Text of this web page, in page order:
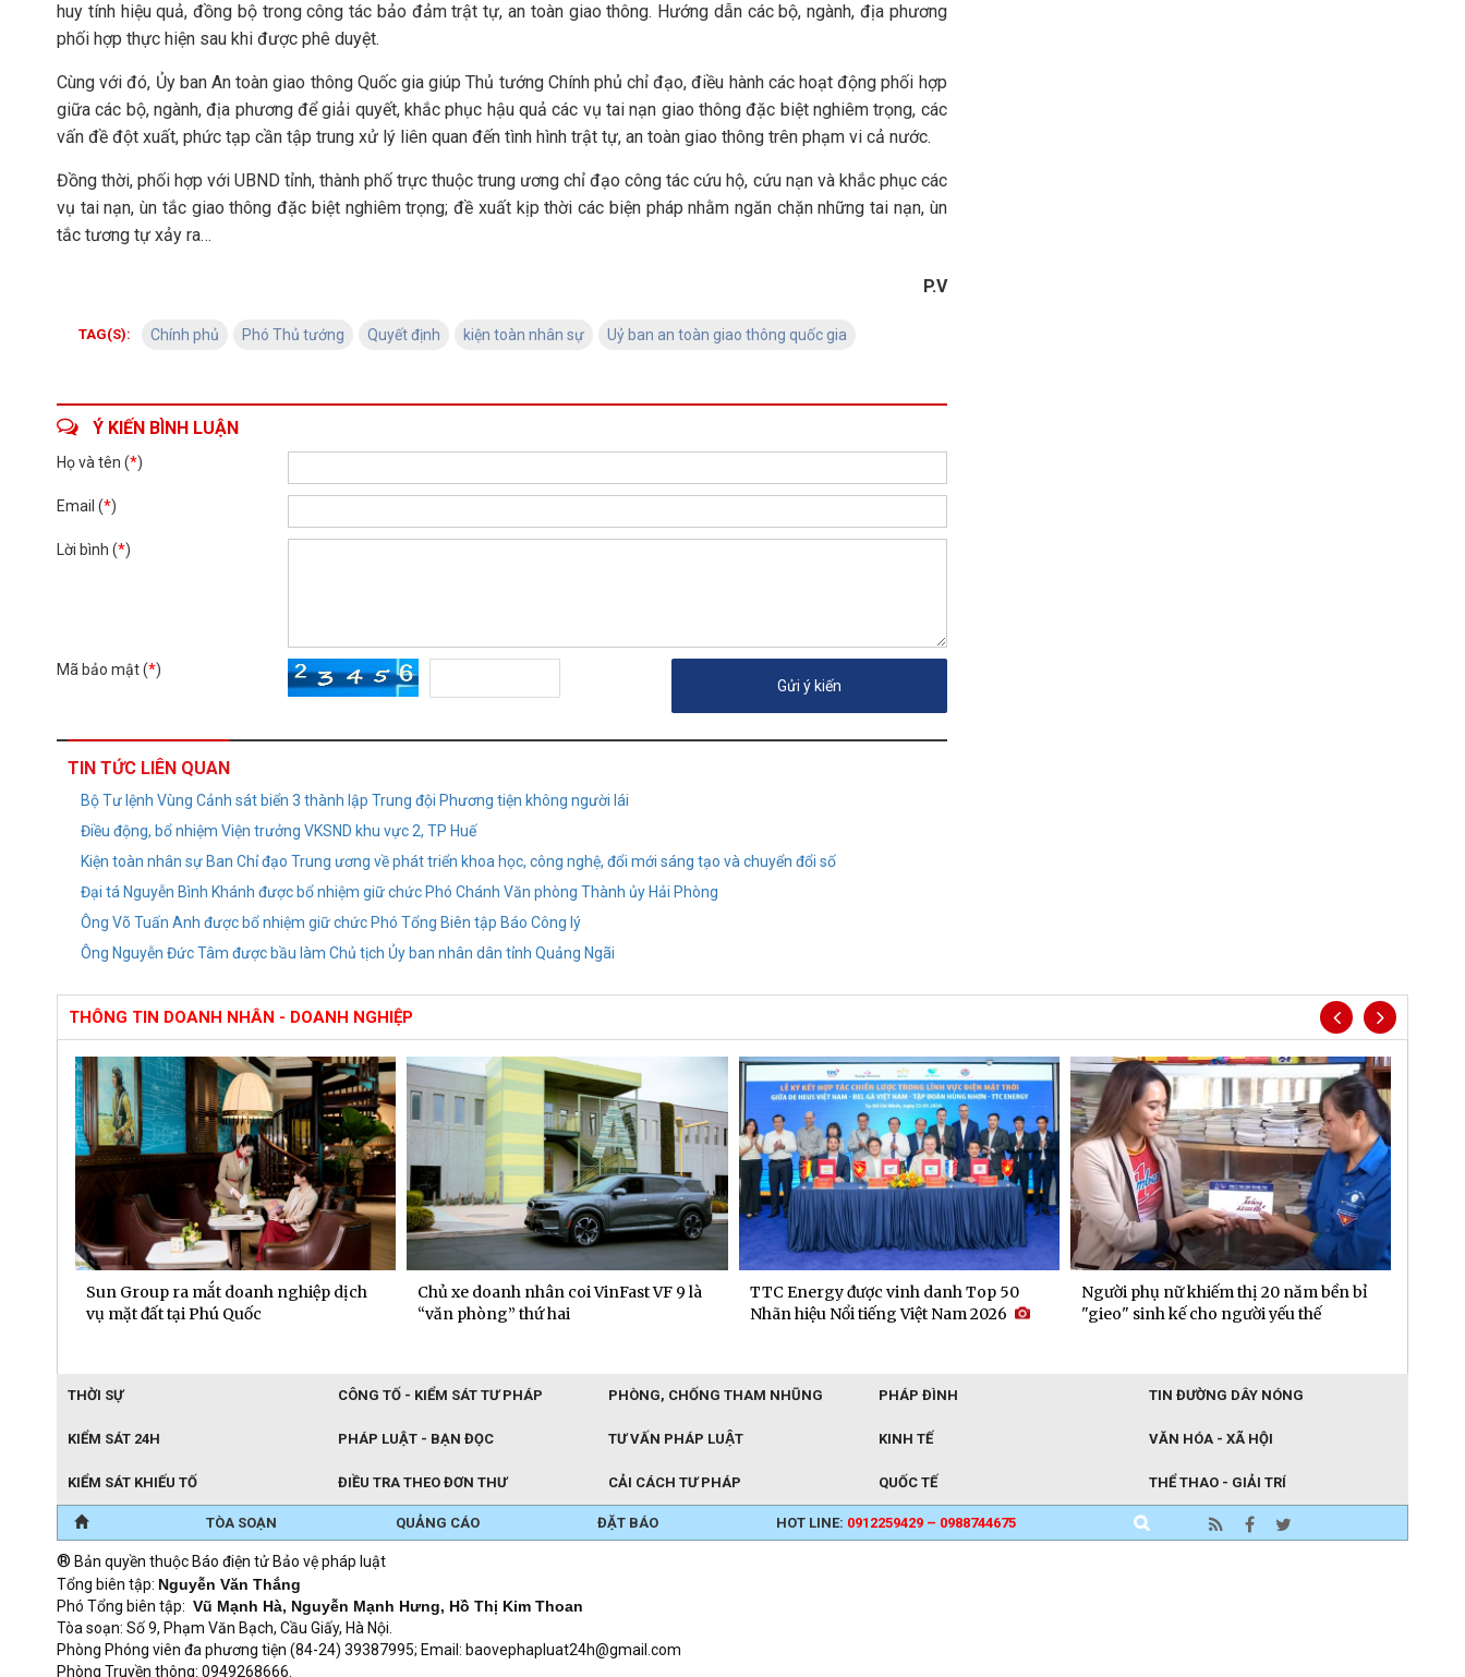
huy tính hiệu quả, đồng bộ trong công tác bảo đảm trật tự, an toàn giao thông. Hướng dẫn các bộ, ngành, địa phương
phối hợp thực hiện sau khi được phê duyệt.
Cùng với đó, Ủy ban An toàn giao thông Quốc gia giúp Thủ tướng Chính phủ chỉ đạo, điều hành các hoạt động phối hợp
giữa các bộ, ngành, địa phương để giải quyết, khắc phục hậu quả các vụ tai nạn giao thông đặc biệt nghiêm trọng, các
vấn đề đột xuất, phức tạp cần tập trung xử lý liên quan đến tình hình trật tự, an toàn giao thông trên phạm vi cả nước.
Đồng thời, phối hợp với UBND tỉnh, thành phố trực thuộc trung ương chỉ đạo công tác cứu hộ, cứu nạn và khắc phục các
vụ tai nạn, ùn tắc giao thông đặc biệt nghiêm trọng; đề xuất kịp thời các biện pháp nhằm ngăn chặn những tai nạn, ùn
tắc tương tự xảy ra…
P.V
TAG(S): Chính phủ Phó Thủ tướng Quyết định kiện toàn nhân sự Uỷ ban an toàn giao thông quốc gia
Ý KIẾN BÌNH LUẬN
Họ và tên (*)
Email (*)
Lời bình (*)
Mã bảo mật (*)
TIN TỨC LIÊN QUAN
Bộ Tư lệnh Vùng Cảnh sát biển 3 thành lập Trung đội Phương tiện không người lái
Điều động, bổ nhiệm Viện trưởng VKSND khu vực 2, TP Huế
Kiện toàn nhân sự Ban Chỉ đạo Trung ương về phát triển khoa học, công nghệ, đổi mới sáng tạo và chuyển đổi số
Đại tá Nguyễn Bình Khánh được bổ nhiệm giữ chức Phó Chánh Văn phòng Thành ủy Hải Phòng
Ông Võ Tuấn Anh được bổ nhiệm giữ chức Phó Tổng Biên tập Báo Công lý
Ông Nguyễn Đức Tâm được bầu làm Chủ tịch Ủy ban nhân dân tỉnh Quảng Ngãi
THÔNG TIN DOANH NHÂN - DOANH NGHIỆP
Sun Group ra mắt doanh nghiệp dịch
vụ mặt đất tại Phú Quốc
Chủ xe doanh nhân coi VinFast VF 9 là
“văn phòng” thứ hai
TTC Energy được vinh danh Top 50
Nhãn hiệu Nổi tiếng Việt Nam 2026
Người phụ nữ khiếm thị 20 năm bền bỉ
"gieo" sinh kế cho người yếu thế
THỜI SỰ CÔNG TỐ - KIỂM SÁT TƯ PHÁP PHÒNG, CHỐNG THAM NHŨNG PHÁP ĐÌNH TIN ĐƯỜNG DÂY NÓNG
KIỂM SÁT 24H PHÁP LUẬT - BẠN ĐỌC TƯ VẤN PHÁP LUẬT KINH TẾ VĂN HÓA - XÃ HỘI
KIỂM SÁT KHIẾU TỐ ĐIỀU TRA THEO ĐƠN THƯ CẢI CÁCH TƯ PHÁP QUỐC TẾ THỂ THAO - GIẢI TRÍ
TÒA SOẠN QUẢNG CÁO ĐẶT BÁO HOT LINE: 0912259429 – 0988744675
® Bản quyền thuộc Báo điện tử Bảo vệ pháp luật
Tổng biên tập: Nguyễn Văn Thắng
Phó Tổng biên tập: Vũ Mạnh Hà, Nguyễn Mạnh Hưng, Hồ Thị Kim Thoan
Tòa soạn: Số 9, Phạm Văn Bạch, Cầu Giấy, Hà Nội.
Phòng Phóng viên đa phương tiện (84-24) 39387995; Email: baovephapluat24h@gmail.com
Phòng Truyền thông: 0949268666.